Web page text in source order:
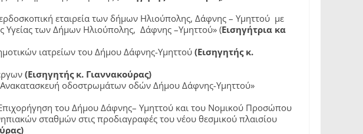
εταιρεία των δήμων Ηλιούπολης, Δάφνης – Υμηττού με
Υγείας των Δήμων Ηλιούπολης, Δάφνης –Υμηττού» (Εισηγήτρια κα
ιατρείων του Δήμου Δάφνης-Υμηττού (Εισηγητής κ.
(Εισηγητής κ. Γιαννακούρας)
οδοστρωμάτων οδών Δήμου Δάφνης-Υμηττού»
του Δήμου Δάφνης– Υμηττού και του Νομικού Προσώπου
σταθμών στις προδιαγραφές του νέου θεσμικού πλαισίου